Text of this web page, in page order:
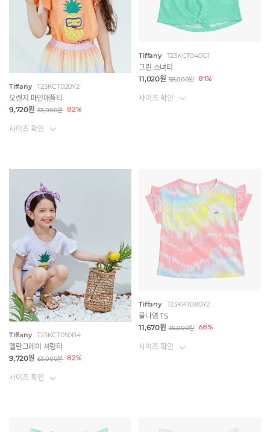
Tiffany T23KCT020Y2
오렌지 파인애플티
9,720원 53,000원 82%
사이즈 확인
Tiffany T23KCT040G1
그린 소녀티
11,020원 58,000원 81%
사이즈 확인
Tiffany T23KCT050B4
멜란그레이 셔링티
9,720원 53,000원 82%
사이즈 확인
Tiffany T23KKT080Y2
물나염 TS
11,670원 36,000원 68%
사이즈 확인